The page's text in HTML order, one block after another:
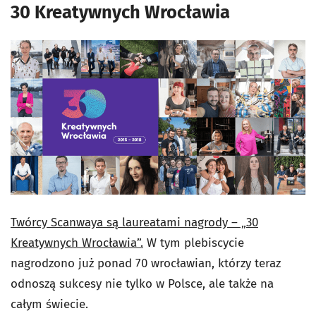
30 Kreatywnych Wrocławia
Twórcy Scanwaya są laureatami nagrody – „30
Kreatywnych Wrocławia”. W tym plebiscycie
nagrodzono już ponad 70 wrocławian, którzy teraz
odnoszą sukcesy nie tylko w Polsce, ale także na
całym świecie.